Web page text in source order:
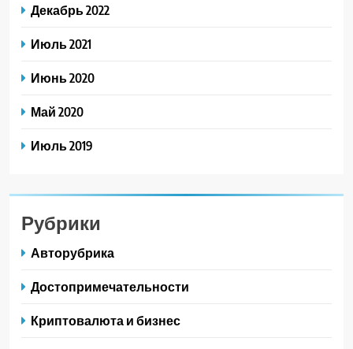
Декабрь 2022
Июль 2021
Июнь 2020
Май 2020
Июль 2019
Рубрики
Авторубрика
Достопримечательности
Криптовалюта и бизнес